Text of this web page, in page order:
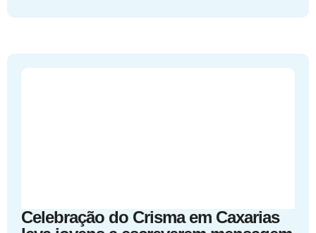
Celebração do Crisma em Caxarias